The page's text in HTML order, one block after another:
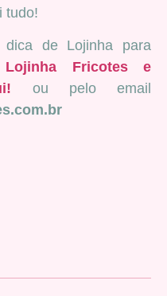
tudo!
de Lojinha para
Lojinha Fricotes e
ou pelo email